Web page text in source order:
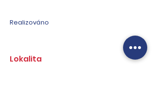
Realizováno
Lokalita